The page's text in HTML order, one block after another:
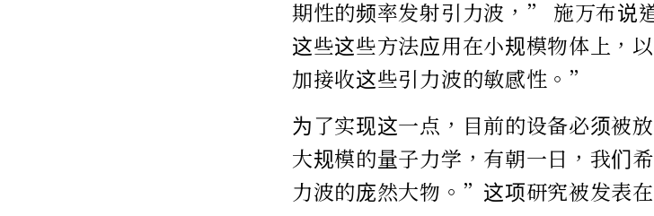
期性的频率发射引力波，” 施万布说
这些这些方法应用在小规模物体上，
加接收这些引力波的敏感性。”
为了实现这一点，目前的设备必须被
大规模的量子力学，有朝一日，我们
力波的庞然大物。”这项研究被发表